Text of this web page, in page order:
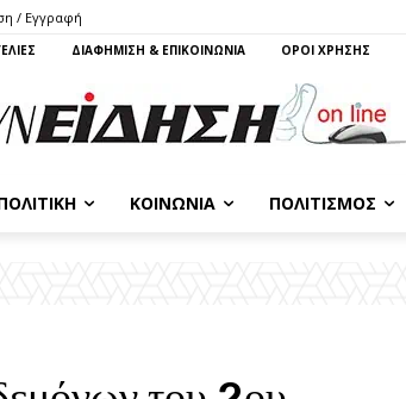
/ Εγγραφή
ΔΙΑΦΗΜΙΣΗ & ΕΠΙΚΟΙΝΩΝΙΑ ΌΡΟΙ ΧΡΗΣΗΣ
ΚΟΙΝΩΝΊΑ ΠΟΛΙΤΙΣΜΌΣ